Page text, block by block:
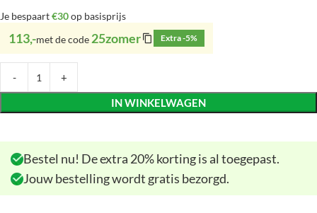
Je bespaart€30op basisprijs
113,-met de code 25zomer Extra -5%
IN WINKELWAGEN
Bestel nu! De extra 20% korting is al toegepast.
Jouw bestelling wordt gratis bezorgd.